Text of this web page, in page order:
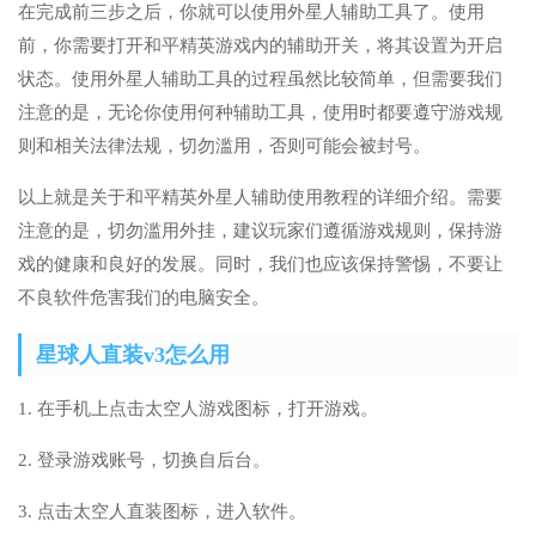
在完成前三步之后，你就可以使用外星人辅助工具了。使用
前，你需要打开和平精英游戏内的辅助开关，将其设置为开启
状态。使用外星人辅助工具的过程虽然比较简单，但需要我们
注意的是，无论你使用何种辅助工具，使用时都要遵守游戏规
则和相关法律法规，切勿滥用，否则可能会被封号。
以上就是关于和平精英外星人辅助使用教程的详细介绍。需要
注意的是，切勿滥用外挂，建议玩家们遵循游戏规则，保持游
戏的健康和良好的发展。同时，我们也应该保持警惕，不要让
不良软件危害我们的电脑安全。
星球人直装v3怎么用
1. 在手机上点击太空人游戏图标，打开游戏。
2. 登录游戏账号，切换自后台。
3. 点击太空人直装图标，进入软件。